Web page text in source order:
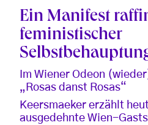
Ein Manifest
feministischer
Im Wiener Odeon
„Rosas danst Rosas“
Keersmaeker erzählt
ausgedehnte Wien-